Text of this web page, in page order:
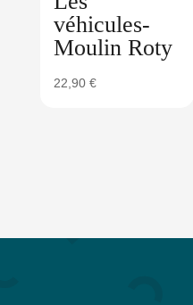
véhicules-
Moulin Roty
22,90 €